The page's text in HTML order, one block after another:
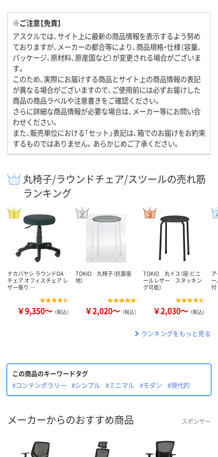
※ご注意【免責】
アスクルでは、サイト上に最新の商品情報を表示するよう努め
ておりますが、メーカーの都合等により、商品規格・仕様（容量、
パッケージ、原材料、原産国など）が変更される場合がございま
す。
このため、実際にお届けする商品とサイト上の商品情報の表記
が異なる場合がございますので、ご使用前には必ずお届けした
商品の商品ラベルや注意書きをご確認ください。
さらに詳細な商品情報が必要な場合は、メーカー等にお問い合
わせください。
また、販売単位における「セット」表記は、箱でのお届けをお約束
するものではありません。あらかじめご了承ください。
丸椅子/ラウンドチェア/スツールの売れ筋
ランキング
ナカバヤシ ラウンドOA
チェア オフィスチェア レ
ザー張り …
￥9,350～ （税込）
TOKIO 丸椅子（抗菌張
地）
￥2,020～ （税込）
TOKIO 丸イス（座:ビニ
ールレザー スタッキン
グ可能）
￥2,030～ （税込）
ランキングをもっと見る
この商品のキーワードタグ
#コンテンポラリー
#シンプル #ミニマル #モダン #現代的
メーカーからのおすすめ商品 スポンサー